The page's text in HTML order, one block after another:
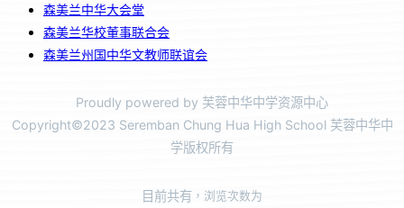
森美兰中华大会堂
森美兰华校董事联合会
森美兰州国中华文教师联谊会
Proudly powered by 芙蓉中华中学资源中心
Copyright©2023 Seremban Chung Hua High School 芙蓉中华中
学版权所有
目前共有 ，浏览次数为